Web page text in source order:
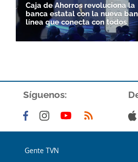
Caja de Ahorros revoluciona la
banca estatal con la nueva
línea que conecta con todos
Síguenos:
Gente TVN